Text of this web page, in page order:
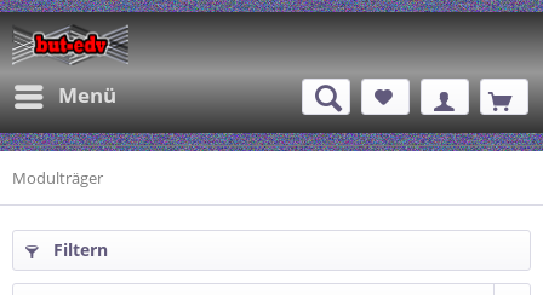
Menü
Modulträger
Filtern